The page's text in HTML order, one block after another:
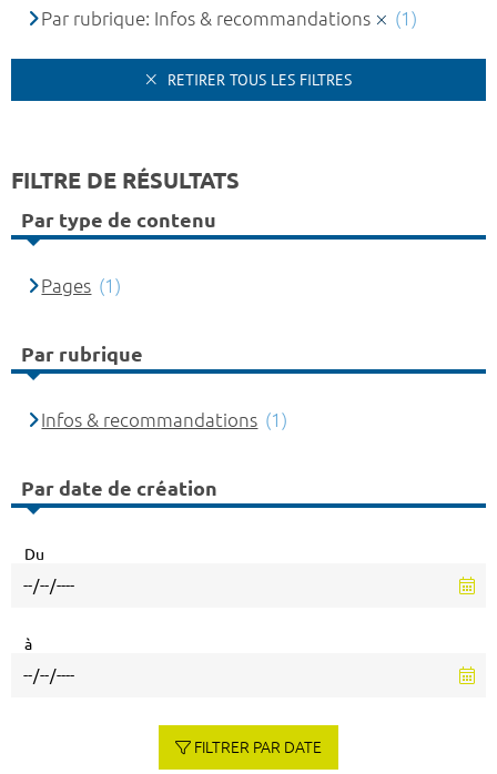
Par rubrique: Infos & recommandations
(1)
RETIRER TOUS LES FILTRES
FILTRE DE RÉSULTATS
Par type de contenu
Pages (1)
Par rubrique
Infos & recommandations (1)
Par date de création
Du
à
FILTRER PAR DATE